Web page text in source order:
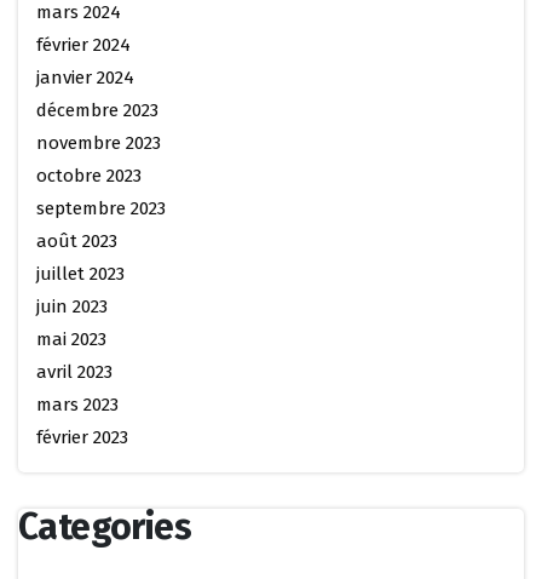
mars 2024
février 2024
janvier 2024
décembre 2023
novembre 2023
octobre 2023
septembre 2023
août 2023
juillet 2023
juin 2023
mai 2023
avril 2023
mars 2023
février 2023
Categories